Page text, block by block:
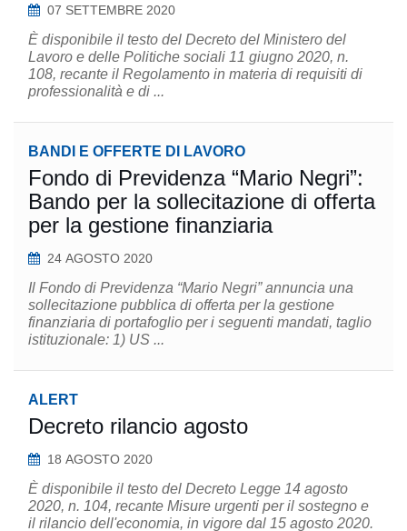
07 SETTEMBRE 2020
È disponibile il testo del Decreto del Ministero del
Lavoro e delle Politiche sociali 11 giugno 2020, n.
108, recante il Regolamento in materia di requisiti di
professionalità e di ...
BANDI E OFFERTE DI LAVORO
Fondo di Previdenza “Mario Negri”:
Bando per la sollecitazione di offerta
per la gestione finanziaria
24 AGOSTO 2020
Il Fondo di Previdenza “Mario Negri” annuncia una
sollecitazione pubblica di offerta per la gestione
finanziaria di portafoglio per i seguenti mandati, taglio
istituzionale: 1) US ...
ALERT
Decreto rilancio agosto
18 AGOSTO 2020
È disponibile il testo del Decreto Legge 14 agosto
2020, n. 104, recante Misure urgenti per il sostegno e
il rilancio dell'economia, in vigore dal 15 agosto 2020.